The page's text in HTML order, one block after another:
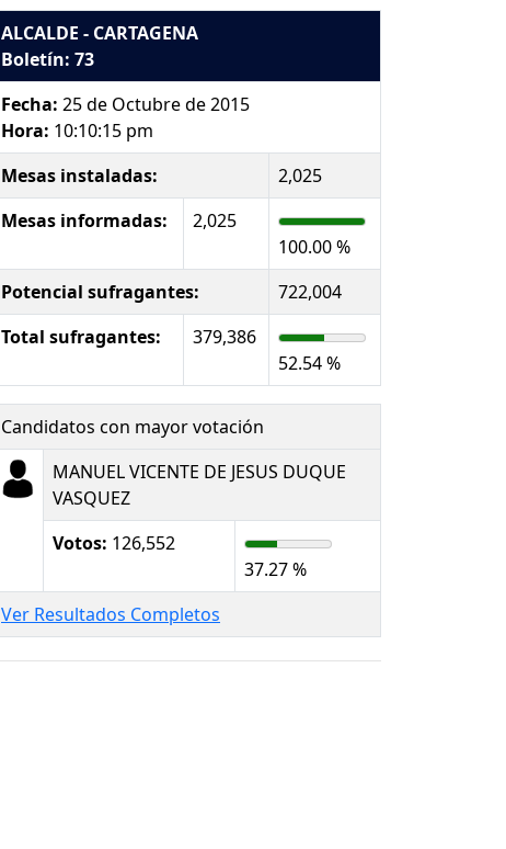
ALCALDE - CARTAGENA
Boletín: 73
Fecha: 25 de Octubre de 2015
Hora: 10:10:15 pm
Mesas instaladas:
2,025
Mesas informadas:
2,025
100.00 %
Potencial sufragantes:
722,004
Total sufragantes:
379,386
52.54 %
Candidatos con mayor votación
MANUEL VICENTE DE JESUS DUQUE
VASQUEZ
Votos: 126,552
37.27 %
Ver Resultados Completos